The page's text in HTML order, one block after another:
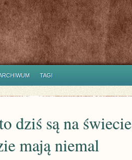
TAGI
dziś są na świecie
mają niemal